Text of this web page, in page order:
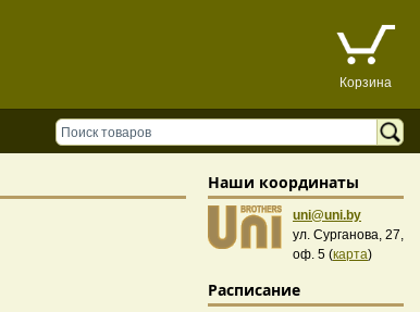
Корзина
Наши координаты
uni@uni.by
ул. Сурганова, 27,
оф. 5 (карта)
Расписание